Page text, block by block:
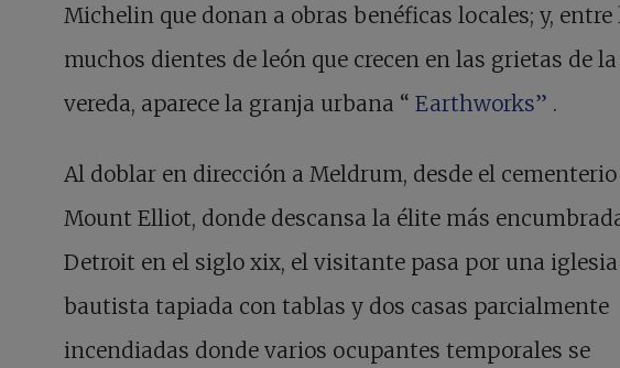
Michelin que donan a obras benéficas locales; y, entre
muchos dientes de león que crecen en las grietas de la
vereda, aparece la granja urbana “ Earthworks” .
Al doblar en dirección a Meldrum, desde el cementerio
Mount Elliot, donde descansa la élite más
Detroit en el siglo xix, el visitante pasa por una iglesia
bautista tapiada con tablas y dos casas parcialmente
incendiadas donde varios ocupantes temporales se